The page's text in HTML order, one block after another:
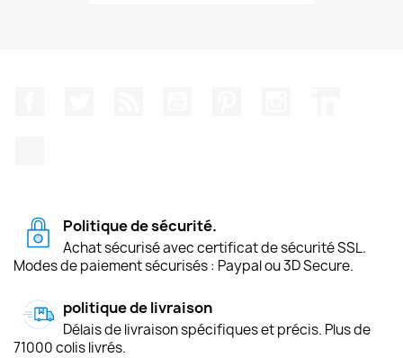
Politique de sécurité.
Achat sécurisé avec certificat de sécurité SSL.
Modes de paiement sécurisés : Paypal ou 3D Secure.
politique de livraison
Délais de livraison spécifiques et précis. Plus de
71000 colis livrés.